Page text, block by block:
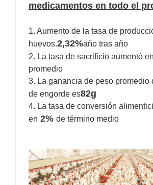
medicamentos en todo el
1. Aumento de la tasa de
huevos.2,32%año tras año
2. La tasa de sacrificio aumentó en
promedio
3. La ganancia de peso promedio
de engorde es82g
4. La tasa de conversión
en 2% de término medio